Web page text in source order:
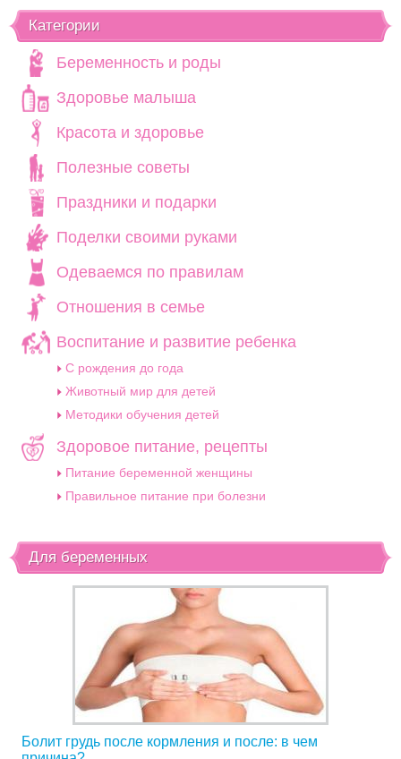
Категории
Беременность и роды
Здоровье малыша
Красота и здоровье
Полезные советы
Праздники и подарки
Поделки своими руками
Одеваемся по правилам
Отношения в семье
Воспитание и развитие ребенка
C рождения до года
Животный мир для детей
Методики обучения детей
Здоровое питание, рецепты
Питание беременной женщины
Правильное питание при болезни
Для беременных
Болит грудь после кормления и после: в чем